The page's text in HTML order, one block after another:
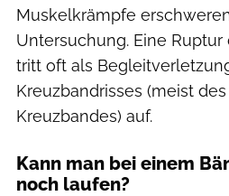
Muskelkrämpfe
Untersuchung. Eine
tritt oft als
Kreuzbandrisses (meist
Kreuzbandes) auf.
Kann man bei einem
noch laufen?